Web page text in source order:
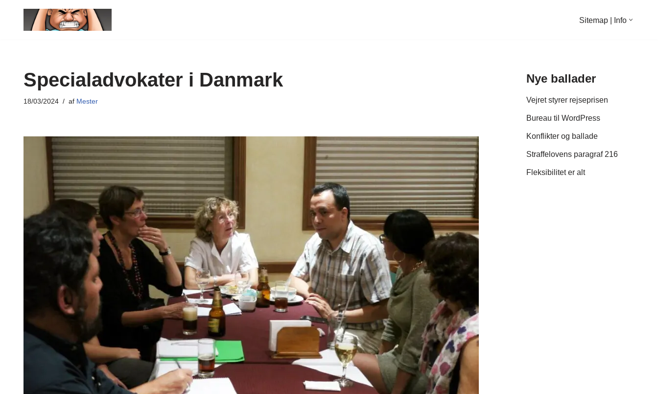
Sitemap | Info
Specialadvokater i Danmark
18/03/2024 af Mester
Nye ballader
Vejret styrer rejseprisen
Bureau til WordPress
Konflikter og ballade
Straffelovens paragraf 216
Fleksibilitet er alt